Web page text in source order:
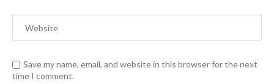
Save my name, email, and website in this browser for the next
time I comment.